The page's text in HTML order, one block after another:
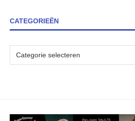
CATEGORIEËN